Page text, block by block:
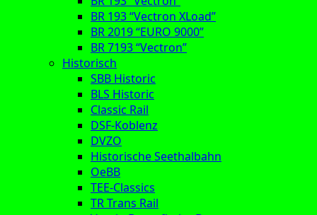
BR 193 “Vectron XLoad”
BR 2019 “EURO 9000”
BR 7193 “Vectron”
Historisch
SBB Historic
BLS Historic
Classic Rail
DSF-Koblenz
DVZO
Historische Seethalbahn
OeBB
TEE-Classics
TR Trans Rail